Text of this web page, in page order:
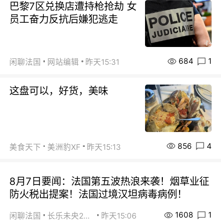
巴黎7区兑换店遭持枪抢劫 女
员工奋力反抗后嫌犯逃走
闲聊法国 网站编辑 昨天15:31 684 1
这盘可以，好货，美味
美食天下 美洲豹XF 昨天15:13 856 4
8月7日要闻：法国第五波热浪来袭！烟草业征
防火税出提案！法国过境汉坦病毒病例！
闲聊法国 长乐未央2015 昨天15:06 1608 1